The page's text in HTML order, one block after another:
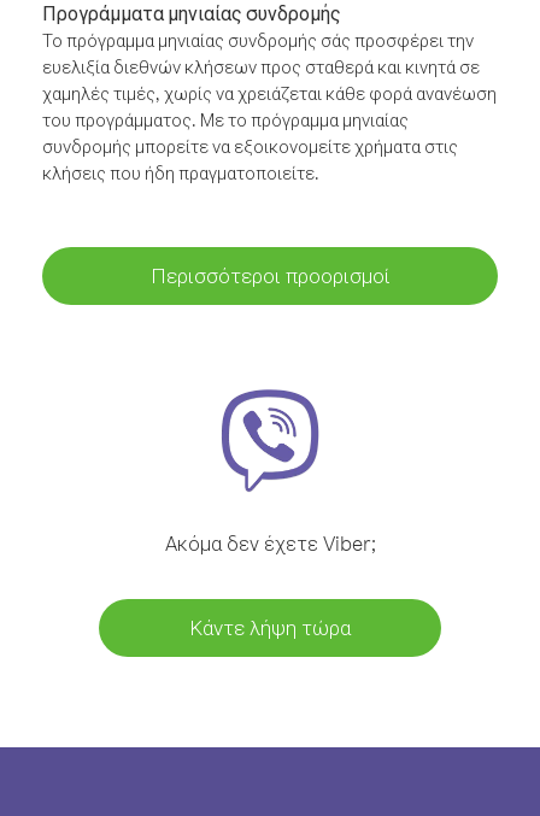
Προγράμματα μηνιαίας συνδρομής
Το πρόγραμμα μηνιαίας συνδρομής σάς προσφέρει την
ευελιξία διεθνών κλήσεων προς σταθερά και κινητά σε
χαμηλές τιμές, χωρίς να χρειάζεται κάθε φορά ανανέωση
του προγράμματος. Με το πρόγραμμα μηνιαίας
συνδρομής μπορείτε να εξοικονομείτε χρήματα στις
κλήσεις που ήδη πραγματοποιείτε.
Περισσότεροι προορισμοί
Ακόμα δεν έχετε Viber;
Κάντε λήψη τώρα